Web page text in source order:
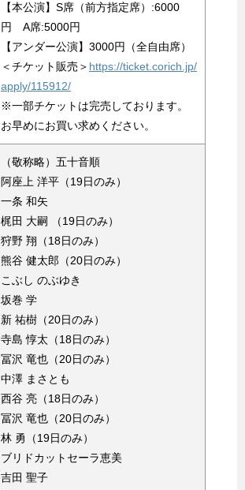
【本公演】S席（前方指定席）:6000
円 A席:5000円
【アンダー公演】3000円（全自由席）
＜チケット販売＞ https://ticket.corich.jp/
apply/115912/
※一部チケットは完売しております。
お早めにお買い求めください。
（敬称略）五十音順
阿座上 洋平（19日のみ）
一条 和矢
梶田 大嗣 （19日のみ）
狩野 翔（18日のみ）
熊谷 健太郎（20日のみ）
こぶし のぶゆき
坂巻 学
新 祐樹（20日のみ）
寺島 惇太（18日のみ）
冨沢 竜也（20日のみ）
中澤 まさとも
西谷 亮（18日のみ）
冨沢 竜也（20日のみ）
林 勇（19日のみ）
ブリドカットセーラ恵美
吉田 聖子